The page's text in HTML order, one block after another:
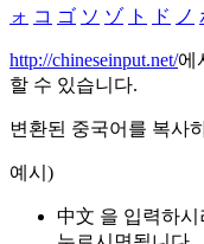
ォ コ ゴ ソ ゾ ト ド ノ
http://chineseinput.net/에
할 수 있습니다.
변환된 중국어를 복사
예시)
中文 을 입력하시